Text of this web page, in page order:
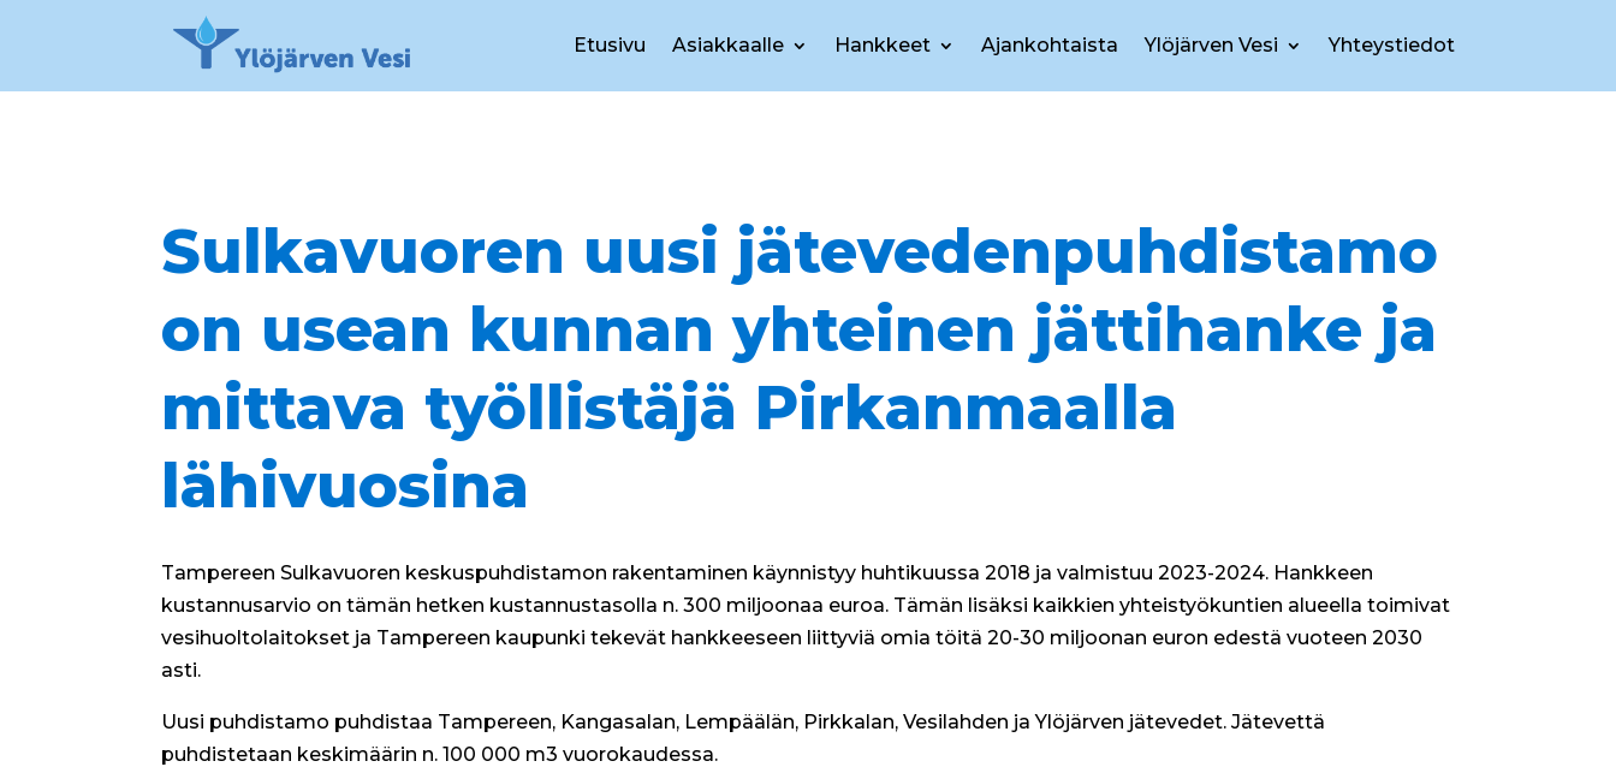
Hyppää sisältöön
Etusivu Asiakkaalle Hankkeet Ajankohtaista Ylöjärven Vesi Yhteystiedot
Sulkavuoren uusi jätevedenpuhdistamo
on usean kunnan yhteinen jättihanke ja
mittava työllistäjä Pirkanmaalla
lähivuosina
Tampereen Sulkavuoren keskuspuhdistamon rakentaminen käynnistyy huhtikuussa 2018 ja valmistuu 2023-2024. Hankkeen
kustannusarvio on tämän hetken kustannustasolla n. 300 miljoonaa euroa. Tämän lisäksi kaikkien yhteistyökuntien alueella toimivat
vesihuoltolaitokset ja Tampereen kaupunki tekevät hankkeeseen liittyviä omia töitä 20-30 miljoonan euron edestä vuoteen 2030
asti.
Uusi puhdistamo puhdistaa Tampereen, Kangasalan, Lempäälän, Pirkkalan, Vesilahden ja Ylöjärven jätevedet. Jätevettä
puhdistetaan keskimäärin n. 100 000 m3 vuorokaudessa.